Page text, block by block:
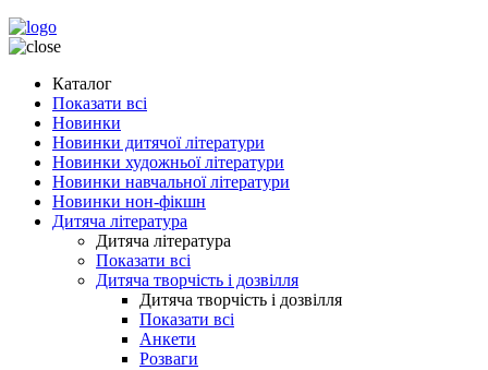
Каталог
Показати всі
Новинки
Новинки дитячої літератури
Новинки художньої літератури
Новинки навчальної літератури
Новинки нон-фікшн
Дитяча література
Дитяча література
Показати всі
Дитяча творчість і дозвілля
Дитяча творчість і дозвілля
Показати всі
Анкети
Розваги